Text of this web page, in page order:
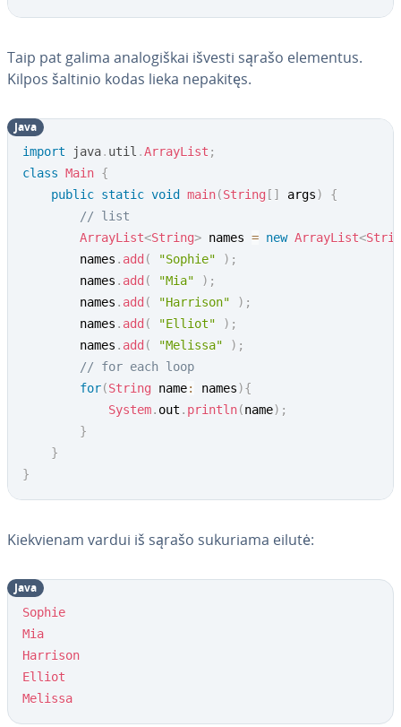
Taip pat galima ana­lo­giš­kai išvesti sąrašo elementus.
Kilpos šaltinio kodas lieka nepakitęs.
import java. util .ArrayList ;
class Main {
public static void main(String [ ] args)
{
// list
ArrayList<String> names = new ArrayList<
        names
. add ( "Sophie" ) ;
        names
. add ( "Mia" ) ;
        names
. add ( "Harrison" ) ;
        names
. add ( "Elliot" ) ;
        names
. add ( "Melissa" ) ;
// for each loop
for(String name: names){
System. out . println(name) ;
}
}
}
Java
Kiek­vie­nam vardui iš sąrašo sukuriama eilutė:
Sophie
Mia
Harrison
Elliot
Melissa
Java